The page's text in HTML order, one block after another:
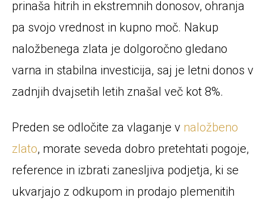
prinaša hitrih in ekstremnih donosov, ohranja
pa svojo vrednost in kupno moč. Nakup
naložbenega zlata je dolgoročno gledano
varna in stabilna investicija, saj je letni donos v
zadnjih dvajsetih letih znašal več kot 8%.
Preden se odločite za vlaganje v naložbeno
zlato, morate seveda dobro pretehtati pogoje,
reference in izbrati zanesljiva podjetja, ki se
ukvarjajo z odkupom in prodajo plemenitih